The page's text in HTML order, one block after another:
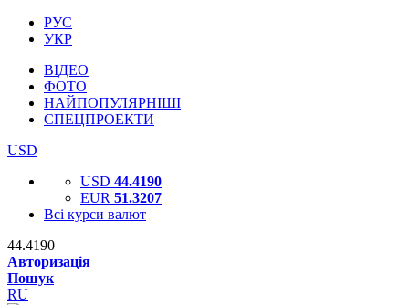
РУС
УКР
ВІДЕО
ФОТО
НАЙПОПУЛЯРНІШІ
СПЕЦПРОЕКТИ
USD
USD 44.4190
EUR 51.3207
Всі курси валют
44.4190
Авторизація
Пошук
RU